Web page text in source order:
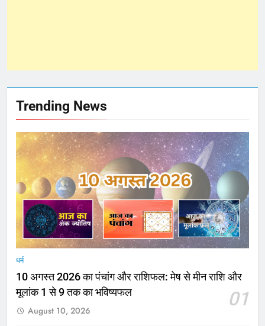
Trending News
धर्म
10 अगस्त 2026 का पंचांग और राशिफल: मेष से मीन राशि और
मूलांक 1 से 9 तक का भविष्यफल
01
August 10, 2026